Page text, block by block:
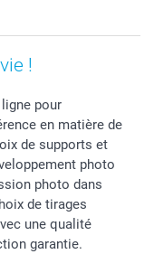
!
pour
en matière de
de supports et
photo
photo dans
de tirages
une qualité
garantie.